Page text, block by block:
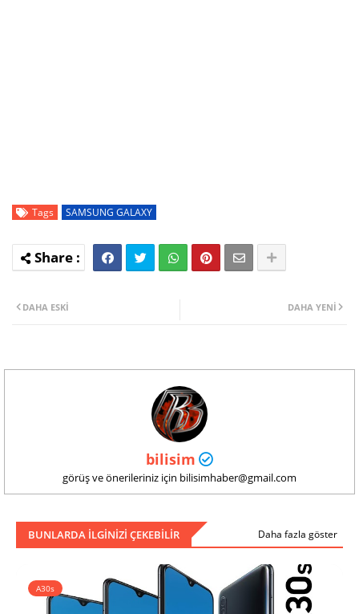
Tags SAMSUNG GALAXY
DAHA YENI
DAHA ESKI
bilisim
görüş ve önerileriniz için bilisimhaber@gmail.com
BUNLARDA ILGINIZI ÇEKEBILIR Daha fazla göster
A30s